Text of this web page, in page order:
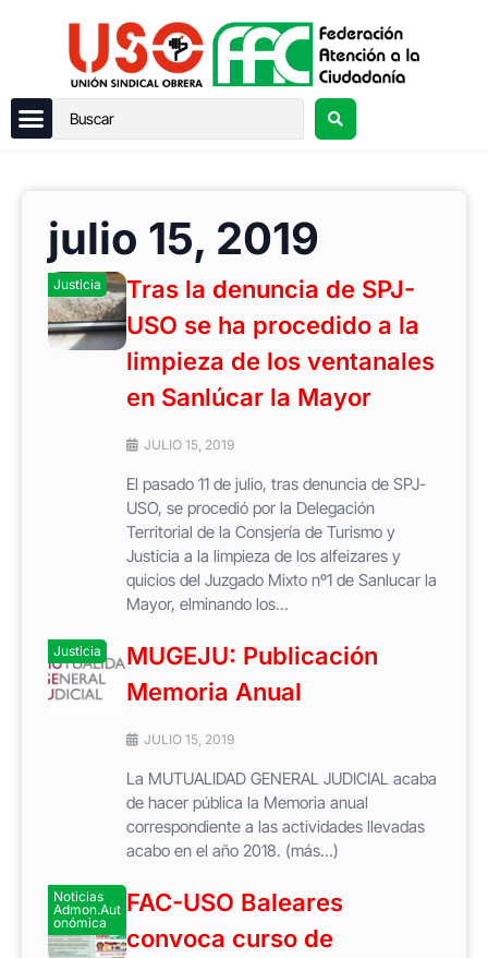
julio 15, 2019
Justicia
Tras la denuncia de SPJ-
USO se ha procedido a la
limpieza de los ventanales
en Sanlúcar la Mayor
JULIO 15, 2019
El pasado 11 de julio, tras denuncia de SPJ-
USO, se procedió por la Delegación
Territorial de la Consjería de Turismo y
Justicia a la limpieza de los alfeizares y
quicios del Juzgado Mixto nº1 de Sanlucar la
Mayor, elminando los...
Justicia
MUGEJU: Publicación
Memoria Anual
JULIO 15, 2019
La MUTUALIDAD GENERAL JUDICIAL acaba
de hacer pública la Memoria anual
correspondiente a las actividades llevadas
acabo en el año 2018. (más…)
Noticias
Admon.Aut
onómica
FAC-USO Baleares
convoca curso de